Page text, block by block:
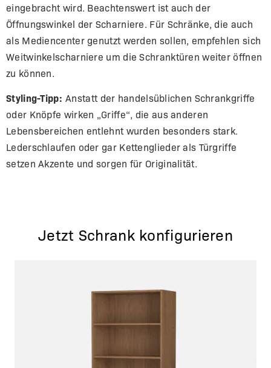
eingebracht wird. Beachtenswert ist auch der
Öffnungswinkel der Scharniere. Für Schränke, die auch
als Mediencenter genutzt werden sollen, empfehlen sich
Weitwinkelscharniere um die Schranktüren weiter öffnen
zu können.
Styling-Tipp: Anstatt der handelsüblichen Schrankgriffe
oder Knöpfe wirken „Griffe“, die aus anderen
Lebensbereichen entlehnt wurden besonders stark.
Lederschlaufen oder gar Kettenglieder als Türgriffe
setzen Akzente und sorgen für Originalität.
Jetzt Schrank konfigurieren